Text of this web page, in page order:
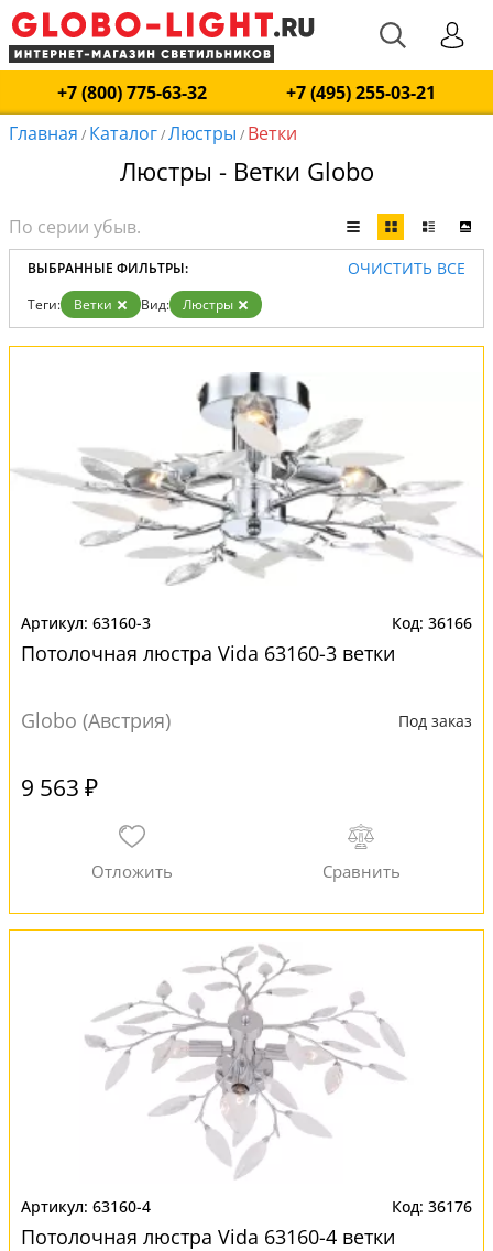
+7 (800) 775-63-32
+7 (495) 255-03-21
Главная / Каталог/Люстры / Ветки
Люстры - Ветки Globo
ВЫБРАННЫЕ ФИЛЬТРЫ: ОЧИСТИТЬ ВСЕ
Теги: Ветки Вид: Люстры
63160-3 36166
Потолочная люстра Vida 63160-3 ветки
Globo (Австрия) Под заказ
9 563 ₽
63160-4 36176
Потолочная люстра Vida 63160-4 ветки